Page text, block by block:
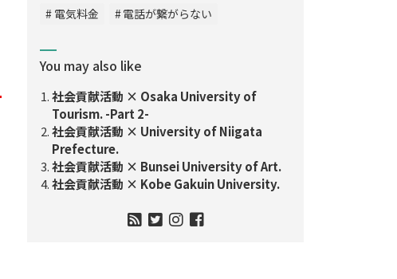
電気料金
電話が繋がらない
You may also like
社会貢献活動 × Osaka University of
Tourism. -Part 2-
社会貢献活動 × University of Niigata
Prefecture.
社会貢献活動 × Bunsei University of Art.
社会貢献活動 × Kobe Gakuin University.